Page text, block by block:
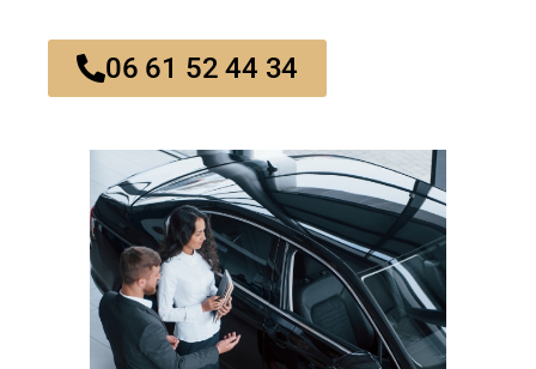
06 61 52 44 34